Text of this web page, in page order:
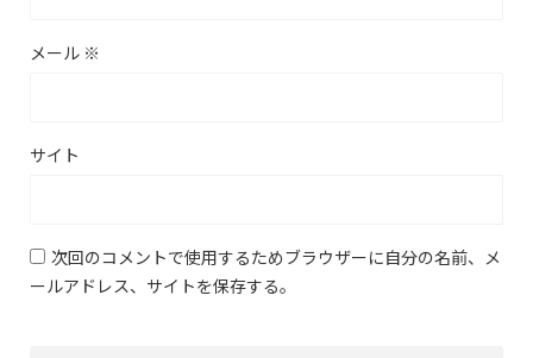
メール ※
サイト
次回のコメントで使用するためブラウザーに自分の名前、メ
ールアドレス、サイトを保存する。